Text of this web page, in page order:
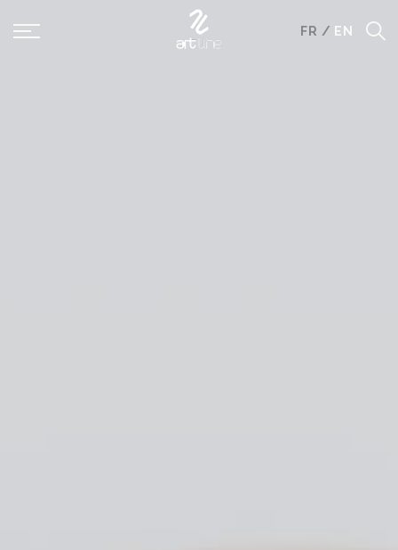
FR / EN
Panneau de gestion des cookies